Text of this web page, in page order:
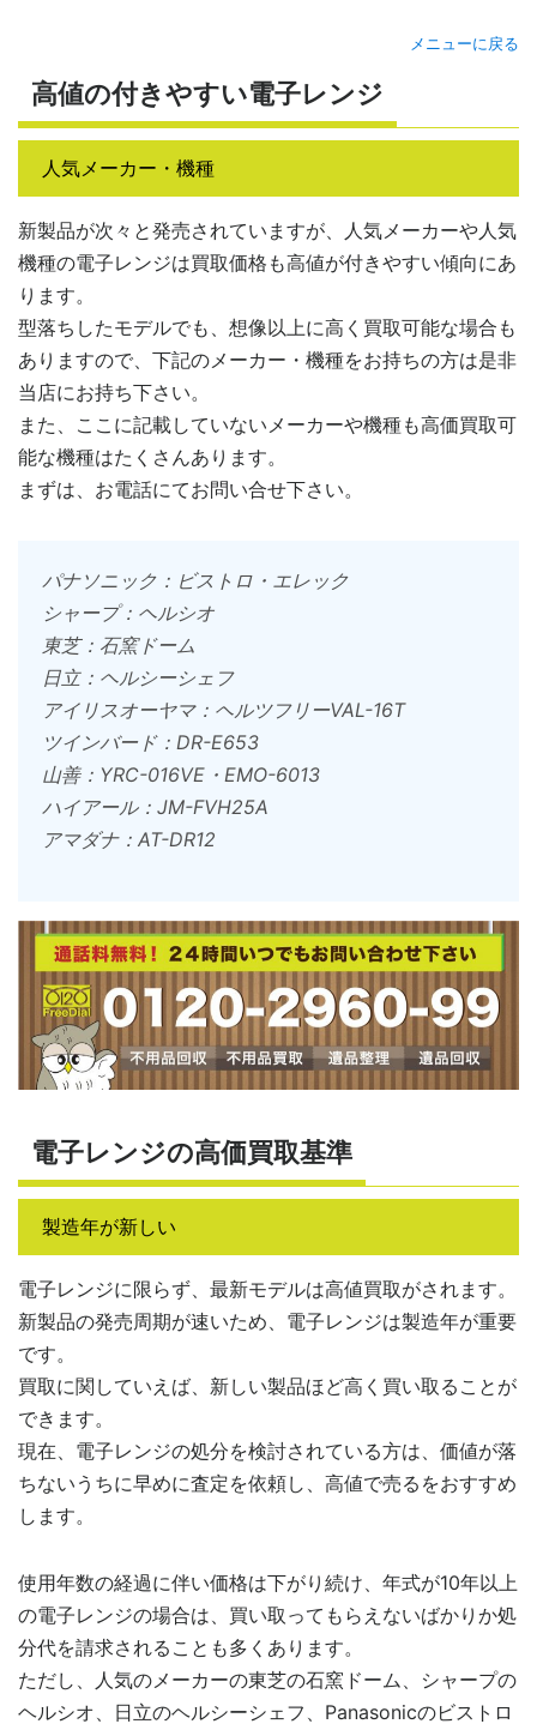
メニューに戻る
高値の付きやすい電子レンジ
人気メーカー・機種
新製品が次々と発売されていますが、人気メーカーや人気
機種の電子レンジは買取価格も高値が付きやすい傾向にあ
ります。
型落ちしたモデルでも、想像以上に高く買取可能な場合も
ありますので、下記のメーカー・機種をお持ちの方は是非
当店にお持ち下さい。
また、ここに記載していないメーカーや機種も高価買取可
能な機種はたくさんあります。
まずは、お電話にてお問い合せ下さい。
パナソニック：ビストロ・エレック
シャープ：ヘルシオ
東芝：石窯ドーム
日立：ヘルシーシェフ
アイリスオーヤマ：ヘルツフリーVAL-16T
ツインバード：DR-E653
山善：YRC-016VE・EMO-6013
ハイアール：JM-FVH25A
アマダナ：AT-DR12
電子レンジの高価買取基準
製造年が新しい
電子レンジに限らず、最新モデルは高値買取がされます。
新製品の発売周期が速いため、電子レンジは製造年が重要
です。
買取に関していえば、新しい製品ほど高く買い取ることが
できます。
現在、電子レンジの処分を検討されている方は、価値が落
ちないうちに早めに査定を依頼し、高値で売るをおすすめ
します。
使用年数の経過に伴い価格は下がり続け、年式が10年以上
の電子レンジの場合は、買い取ってもらえないばかりか処
分代を請求されることも多くあります。
ただし、人気のメーカーの東芝の石窯ドーム、シャープの
ヘルシオ、日立のヘルシーシェフ、Panasonicのビストロ